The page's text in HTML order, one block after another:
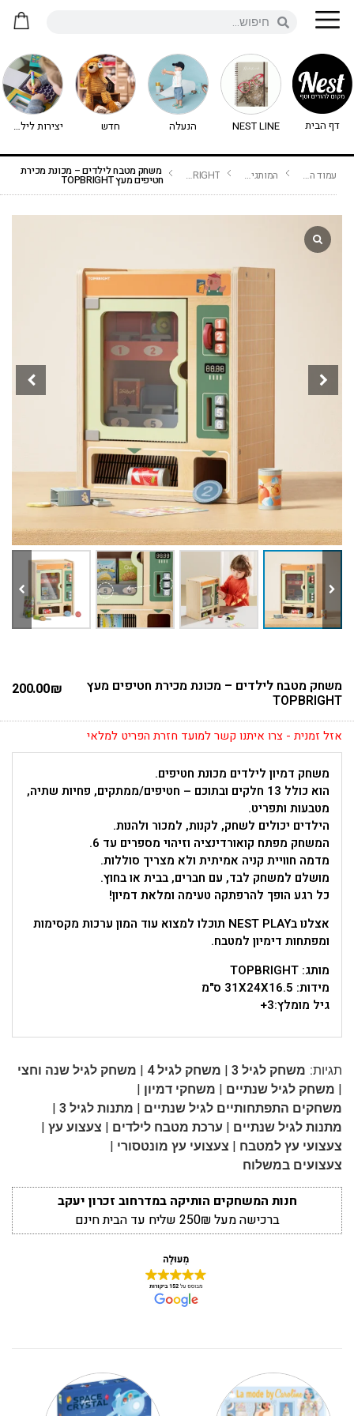
דף הבית NEST LINE הנעלה חדש יצירות לילדים - יצירה לילדים
עמוד הבית המותגים שלנו TOPBRIGHT משחק מטבח לילדים – מכונת מכירת
חטיפים מעץ TOPBRIGHT
משחק מטבח לילדים – מכונת מכירת חטיפים מעץ
TOPBRIGHT
200.00₪
אזל זמנית - צרו איתנו קשר למועד חזרת הפריט למלאי
משחק דמיון לילדים מכונת חטיפים.
הוא כולל 13 חלקים ובתוכם – חטיפים/ממתקים, פחיות שתיה,
מטבעות ותפריט.
הילדים יכולים לשחק, לקנות, למכור ולהנות.
המשחק מפתח קואורדינציה וזיהוי מספרים עד 6.
מדמה חוויית קניה אמיתית ולא מצריך סוללות.
מושלם למשחק לבד, עם חברים, בבית או בחוץ.
כל רגע הופך להרפתקה טעימה ומלאת דמיון!
אצלנו בNEST PLAY תוכלו למצוא עוד המון ערכות מקסימות
ומפתחות דימיון למטבח.
מותג: TOPBRIGHT
מידות: 31X24X16.5 ס"מ
גיל מומלץ:3+
תגיות: משחק לגיל 3 | משחק לגיל 4 | משחק לגיל שנה וחצי
| משחק לגיל שנתיים | משחקי דמיון |
משחקים התפתחותיים לגיל שנתיים | מתנות לגיל 3 |
מתנות לגיל שנתיים | ערכת מטבח לילדים | צעצוע עץ |
צעצועי עץ למטבח | צעצועי עץ מונטסורי |
צעצועים במשלוח
חנות המשחקים הותיקה במדרחוב זכרון יעקב
ברכישה מעל 250₪ שליח עד הבית חינם